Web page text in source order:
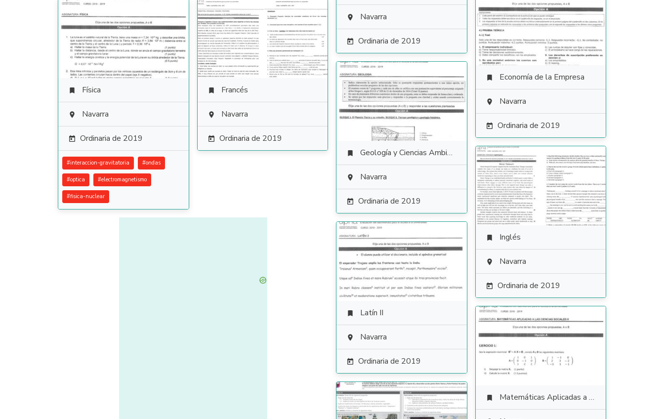
 Navarra
 Ordinaria de 2019
 Economía de la Empresa
 Navarra
 Ordinaria de 2019
 Física
 Navarra
 Ordinaria de 2019
#interaccion-gravitatoria #ondas
#optica #electromagnetismo
#fisica-nuclear
 Francés
 Navarra
 Ordinaria de 2019
 Geología y Ciencias Ambientales
 Navarra
 Ordinaria de 2019
 Inglés
 Navarra
 Ordinaria de 2019
 Latín II
 Navarra
 Ordinaria de 2019
 Matemáticas Aplicadas a las Ciencias Sociales